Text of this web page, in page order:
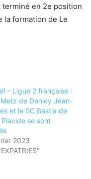
terminé en 2e position
la formation de Le
– Ligue 2 française :
Metz de Danley Jean-
et le SC Bastia de
se sont
2023